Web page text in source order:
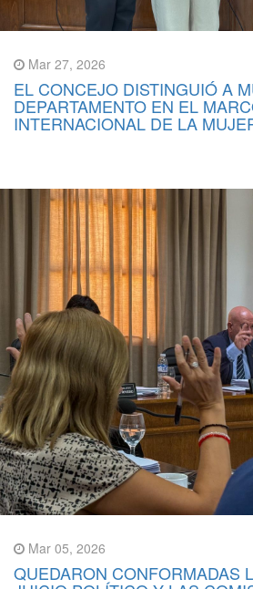
Mar 27, 2026
EL CONCEJO DISTINGUIÓ A
DEPARTAMENTO EN EL
INTERNACIONAL DE LA
Mar 05, 2026
QUEDARON CONFORMADAS